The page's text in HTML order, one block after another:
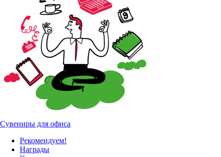
Сувениры для офиса
Рекомендуем!
Награды